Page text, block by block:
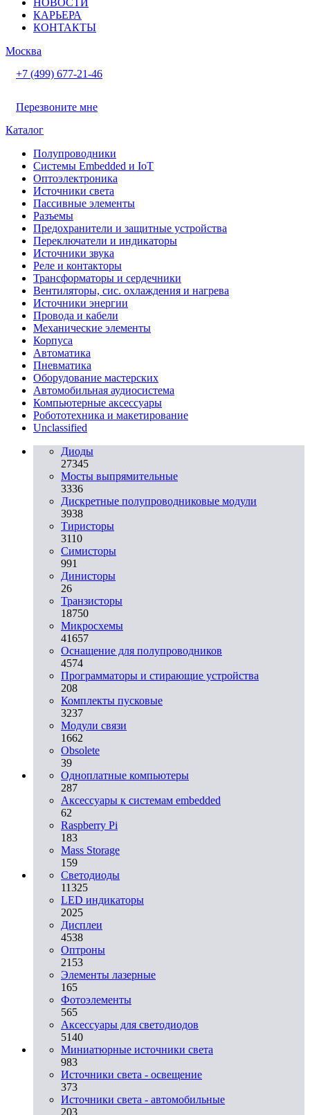
КАРЬЕРА
КОНТАКТЫ
Москва
+7 (499) 677-21-46
Перезвоните мне
Каталог
Полупроводники
Системы Embedded и IoT
Oптоэлектроника
Источники света
Пассивные элементы
Разъeмы
Предохранители и защитные устройства
Переключатели и индикаторы
Источники звука
Реле и контакторы
Трансформаторы и сердечники
Вентиляторы, сис. охлаждения и нагрева
Источники энергии
Провода и кабели
Механические элементы
Корпуса
Автоматика
Пневматика
Оборудование мастерских
Автомобильная аудиосистема
Компьютерные аксессуары
Робототехника и макетирование
Unclassified
Диоды
27345
Мосты выпрямительные
3336
Дискретные полупроводниковые модули
3938
Тиристоры
3110
Симисторы
991
Динисторы
26
Транзисторы
18750
Микросхемы
41657
Оснащение для полупроводников
4574
Программаторы и стирающие устройства
208
Комплекты пусковые
3237
Модули связи
1662
Obsolete
39
Одноплатные компьютеры
287
Аксессуары к системам embedded
62
Raspberry Pi
183
Mass Storage
159
Светодиоды
11325
LED индикаторы
2025
Дисплеи
4538
Оптроны
2153
Элементы лазерные
165
Фотоэлементы
565
Аксессуары для светодиодов
5140
Миниатюрные источники света
983
Источники света - освещение
373
Источники света - автомобильные
203